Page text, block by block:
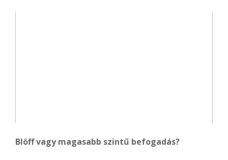
Blöff vagy magasabb szintű befogadás?